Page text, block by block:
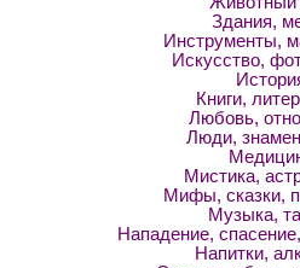
Здания,
Инструменты,
Искусство,
Книги,
Любовь,
Люди,
Мистика,
Мифы, сказки,
Музыка,
Нападение,
Напитки,